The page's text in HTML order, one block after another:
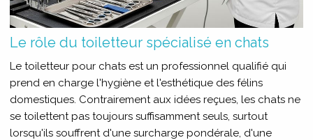
Le rôle du toiletteur spécialisé en chats
Le toiletteur pour chats est un professionnel qualifié qui
prend en charge l'hygiène et l'esthétique des félins
domestiques. Contrairement aux idées reçues, les chats ne
se toilettent pas toujours suffisamment seuls, surtout
lorsqu'ils souffrent d'une surcharge pondérale, d'une